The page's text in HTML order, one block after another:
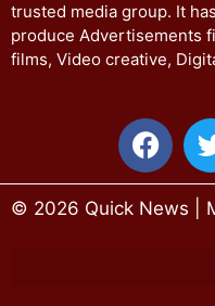
trusted media group. It
produce Advertisements
films, Video creative,
© 2026 Quick News |